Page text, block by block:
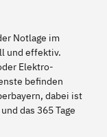
Notlage im
und effektiv.
Elektro-
befinden
dabei ist
das 365 Tage